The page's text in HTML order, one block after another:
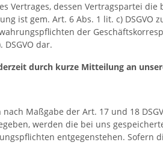
Vertrages, dessen Vertragspartei
ist gem. Art. 6 Abs. 1 lit. c)
der
dar.
durch kurze Mitteilung an
Maßgabe der Art. 17 und 18
werden die bei uns
entgegenstehen.